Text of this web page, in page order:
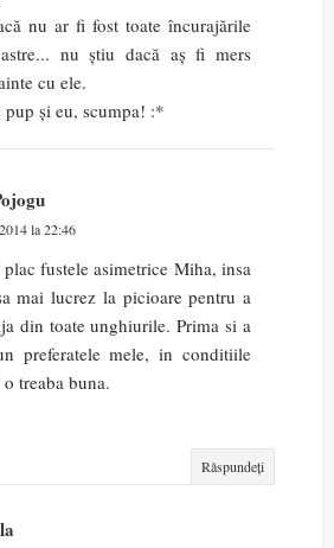
nu ar fi fost toate încurajările
nu știu dacă aș fi mers
cu ele.
pup și eu, scumpa! :*
la 22:46
fustele asimetrice Miha, insa
mai lucrez la picioare pentru a
din toate unghiurile. Prima si a
preferatele mele, in conditiile
treaba buna.
Răspundeți